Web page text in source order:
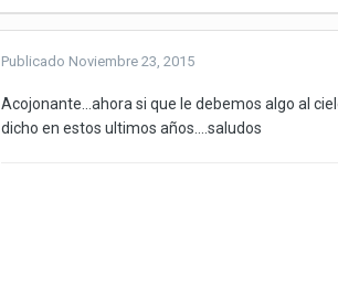
Publicado Noviembre 23, 2015
Acojonante...ahora si que le debemos algo al
dicho en estos ultimos años....saludos